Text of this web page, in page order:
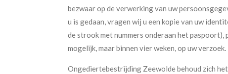
bezwaar op de verwerking van uw
u is gedaan, vragen wij u een kopie van uw
de strook met nummers onderaan het
mogelijk, maar binnen vier weken, op uw verzoek.
Ongediertebestrijding Zeewolde behoud zich